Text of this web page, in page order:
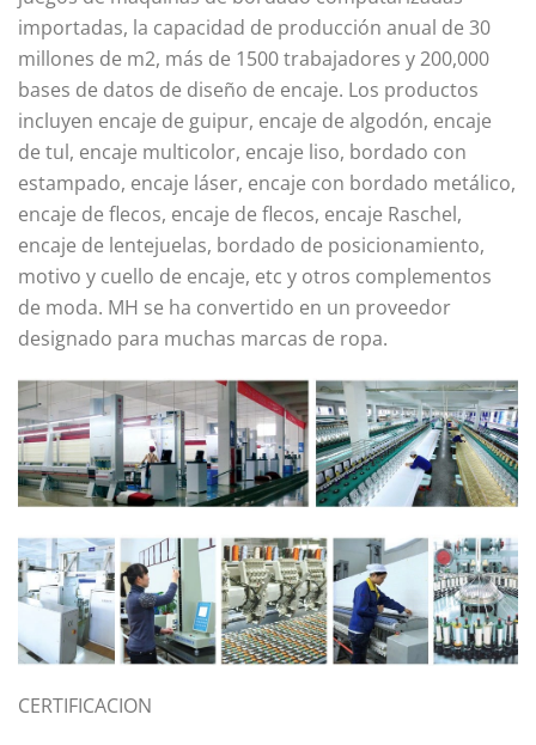
importadas, la capacidad de producción anual de 30
millones de m2, más de 1500 trabajadores y 200,000
bases de datos de diseño de encaje. Los productos
incluyen encaje de guipur, encaje de algodón, encaje
de tul, encaje multicolor, encaje liso, bordado con
estampado, encaje láser, encaje con bordado metálico,
encaje de flecos, encaje de flecos, encaje Raschel,
encaje de lentejuelas, bordado de posicionamiento,
motivo y cuello de encaje, etc y otros complementos
de moda. MH se ha convertido en un proveedor
designado para muchas marcas de ropa.
CERTIFICACION